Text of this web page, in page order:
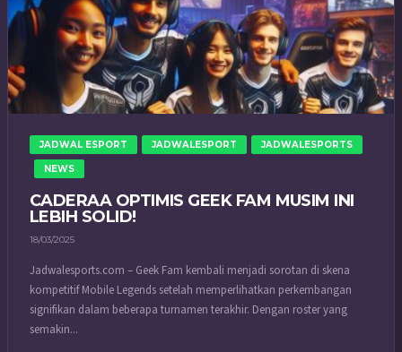
JADWAL ESPORT JADWALESPORT JADWALESPORTS
NEWS
CADERAA OPTIMIS GEEK FAM MUSIM INI
LEBIH SOLID!
18/03/2025
Jadwalesports.com – Geek Fam kembali menjadi sorotan di skena
kompetitif Mobile Legends setelah memperlihatkan perkembangan
signifikan dalam beberapa turnamen terakhir. Dengan roster yang
semakin...